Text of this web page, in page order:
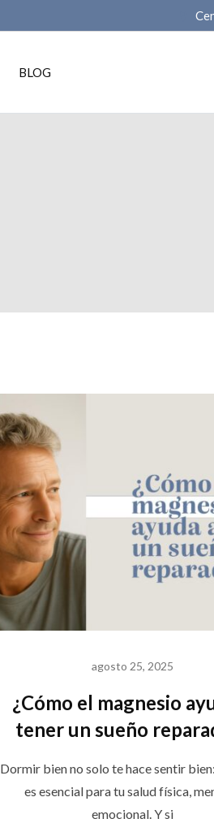
BLOG
agosto 25, 2025
¿Cómo el magnesio
tener un sueño
Dormir bien no solo te hace sentir
es esencial para tu salud física,
emocional. Y si